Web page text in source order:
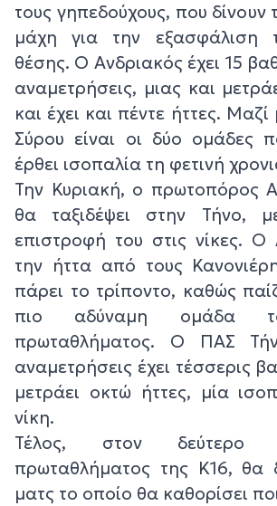
τους γηπεδούχους, που δίνουν
μάχη για την εξασφάλιση
θέσης. Ο Ανδριακός έχει 15
αναμετρήσεις, μιας και
και έχει και πέντε ήττες.
Σύρου είναι οι δύο ομάδες
έρθει ισοπαλία τη φετινή
Την Κυριακή, ο πρωτοπόρος
θα ταξιδέψει στην Τήνο,
επιστροφή του στις νίκες. Ο
την ήττα από τους
πάρει το τρίποντο, καθώς
πιο αδύναμη ομάδα
πρωταθλήματος. Ο ΠΑΣ
αναμετρήσεις έχει τέσσερις
μετράει οκτώ ήττες, μία
νίκη.
Τέλος, στον δεύτερο
πρωταθλήματος της Κ16, θα
ματς το οποίο θα καθορίσει